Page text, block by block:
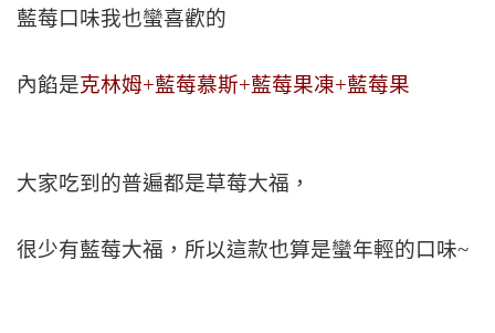
藍莓口味我也蠻喜歡的
內餡是克林姆+藍莓慕斯+藍莓果凍+藍莓果
大家吃到的普遍都是草莓大福，
很少有藍莓大福，所以這款也算是蠻年輕的口味~